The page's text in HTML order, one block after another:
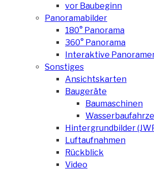
vor Baubeginn
Panoramabilder
180° Panorama
360° Panorama
Interaktive
Sonstiges
Ansichtskarten
Baugeräte
Baumaschinen
Hintergrundbilder
Luftaufnahmen
Rückblick
Video